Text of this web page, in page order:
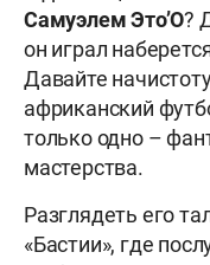
Самуэлем Это’О?
он играл
Давайте
африканский
только одно –
мастерства.
Разглядеть его
«Бастии», где